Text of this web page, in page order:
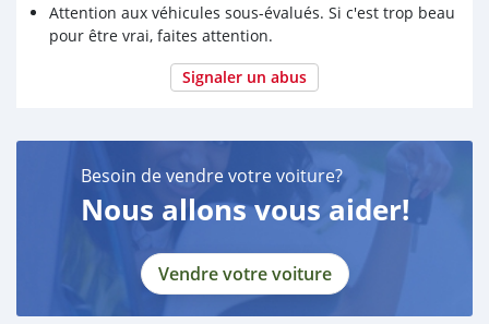
Attention aux véhicules sous-évalués. Si c'est trop beau
pour être vrai, faites attention.
Signaler un abus
Besoin de vendre votre voiture?
Nous allons vous aider!
Vendre votre voiture